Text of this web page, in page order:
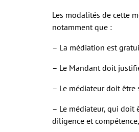
Les modalités de cette
notamment que :
– La médiation est
– Le Mandant doit
– Le médiateur doit être
– Le médiateur, qui doit
diligence et